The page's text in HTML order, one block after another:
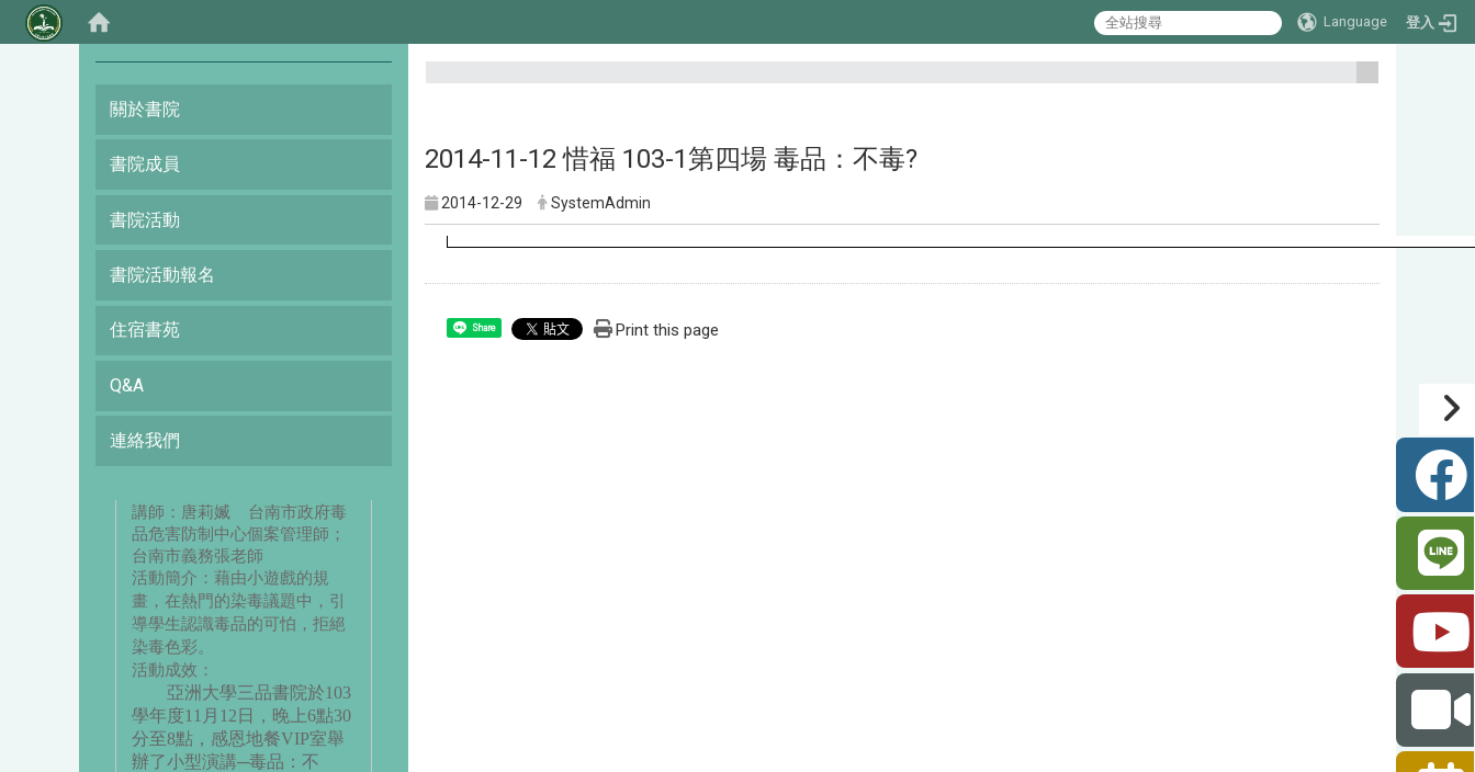
Language 登入
:::
關於書院
書院成員
書院活動
書院活動報名
住宿書苑
Q&A
連絡我們
講師： 唐莉媙 台南市政府毒
品危害防制中心個案管理師；
台南市義務張老師
活動簡介：藉由小遊戲的規
畫，在熱門的染毒議題中，引
導學生認識毒品的可怕，拒絕
染毒色彩。
活動成效：
亞洲大學三品書院於103
學年度11月12日，晚上6點30
分至8點，感恩地餐VIP室舉
辦了小型演講─毒品：不
2014-11-12 惜福 103-1第四場 毒品：不毒?
2014-12-29 SystemAdmin
Share Print this page